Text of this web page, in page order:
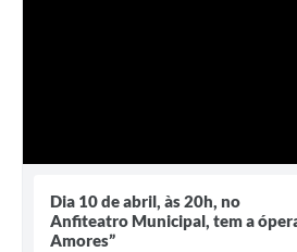
Dia 10 de abril, às 20h, no
Anfiteatro Municipal, tem a
Amores”